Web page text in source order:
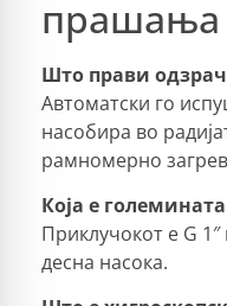
прашања
Што прави
Автоматски го
насобира во
рамномерно
Која е
Приклучокот е G
десна насока.